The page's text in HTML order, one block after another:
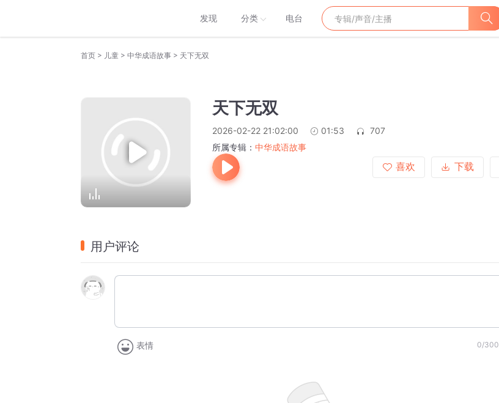
发现 分类 电台
首页 > 儿童 > 中华成语故事 > 天下无双
天下无双
2026-02-22 21:02:00 01:53
707
所属专辑： 中华成语故事
喜欢
下载
用户评论
表情 0/300